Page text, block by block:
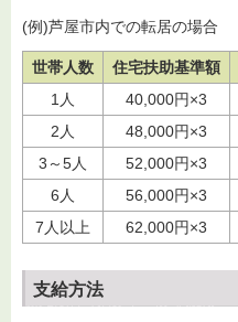
(例)芦屋市内での転居の場合
世帯人数 住宅扶助基準額
1人
40,000円×3
2人
48,000円×3
3～5人
52,000円×3
6人
56,000円×3
7人以上
62,000円×3
支給方法